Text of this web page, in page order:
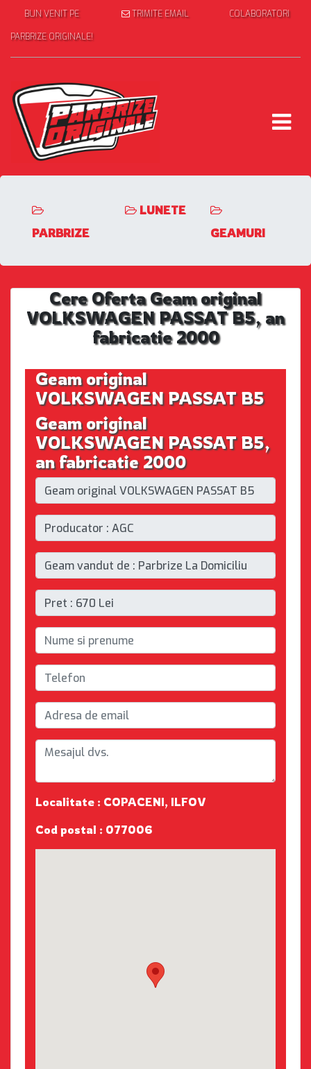
BUN VENIT PE
PARBRIZE ORIGINALE!
TRIMITE EMAIL COLABORATORI
PARBRIZE
LUNETE
GEAMURI
Cere Oferta Geam original
VOLKSWAGEN PASSAT B5, an
fabricatie 2000
Geam original
VOLKSWAGEN PASSAT B5
Geam original
VOLKSWAGEN PASSAT B5,
an fabricatie 2000
Localitate : COPACENI, ILFOV
Cod postal : 077006